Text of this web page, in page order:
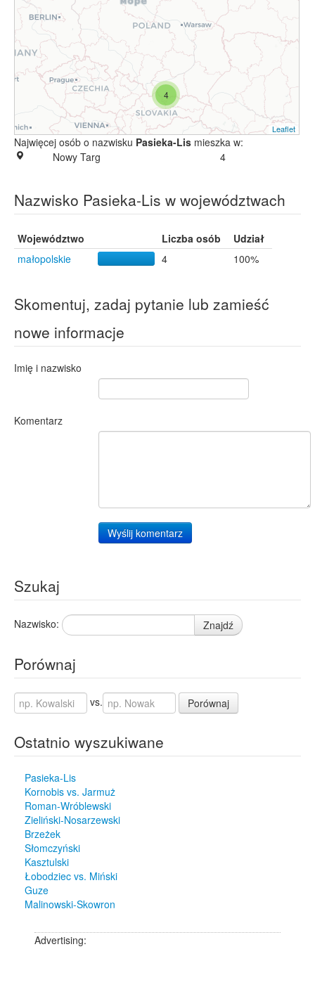
4
Leaflet
Najwięcej osób o nazwisku Pasieka-Lis mieszka w:
Nowy Targ
4
Nazwisko Pasieka-Lis w województwach
Województwo Liczba osób
Udział
małopolskie
4 100%
Skomentuj, zadaj pytanie lub zamieść
nowe informacje
Imię i nazwisko
Komentarz
Wyślij komentarz
Szukaj
Nazwisko: Znajdź
Porównaj
vs. Porównaj
Ostatnio wyszukiwane
Pasieka-Lis
Kornobis vs. Jarmuż
Roman-Wróblewski
Zieliński-Nosarzewski
Brzeżek
Słomczyński
Kasztulski
Łobodziec vs. Miński
Guze
Malinowski-Skowron
Advertising: